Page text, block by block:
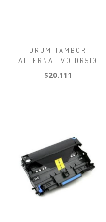
DRUM TAMBOR
ALTERNATIVO DR510
$20.111